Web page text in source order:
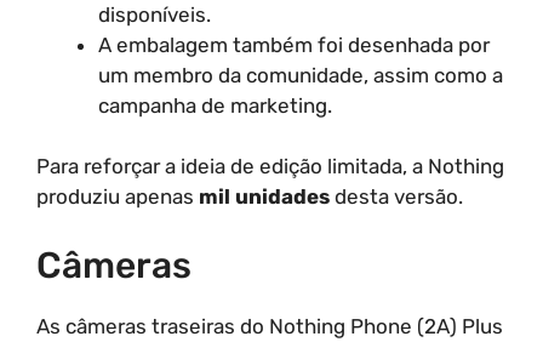
disponíveis.
A embalagem também foi desenhada por
um membro da comunidade, assim como a
campanha de marketing.
Para reforçar a ideia de edição limitada, a Nothing
produziu apenas mil unidades desta versão.
Câmeras
As câmeras traseiras do Nothing Phone (2A) Plus